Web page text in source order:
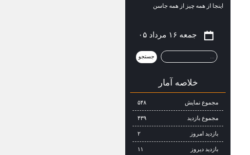
اینجا از همه چیز از همه جاسن
جمعه ۱۶ مرداد ۰۵
خلاصه آمار
مجموع نمایش‌ ۵۴۸
مجموع بازدید ۴۳۹
بازدید امروز ۲
بازدید دیروز ۱۱